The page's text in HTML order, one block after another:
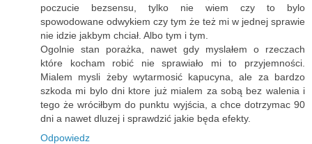
poczucie bezsensu, tylko nie wiem czy to bylo
spowodowane odwykiem czy tym że też mi w jednej sprawie
nie idzie jakbym chciał. Albo tym i tym.
Ogolnie stan porażka, nawet gdy myslałem o rzeczach
które kocham robić nie sprawiało mi to przyjemności.
Mialem mysli żeby wytarmosić kapucyna, ale za bardzo
szkoda mi bylo dni ktore już mialem za sobą bez walenia i
tego że wróciłbym do punktu wyjścia, a chce dotrzymac 90
dni a nawet dluzej i sprawdzić jakie będa efekty.
Odpowiedz